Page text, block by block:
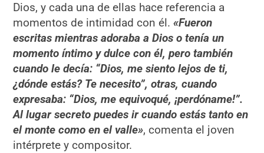
Dios, y cada una de ellas hace referencia a
momentos de intimidad con él.«Fueron
escritas mientras adoraba a Dios o tenía un
momento íntimo y dulce con él, pero también
cuando le decía: “Dios, me siento lejos de ti,
¿dónde estás? Te necesito”, otras, cuando
expresaba: “Dios, me equivoqué, ¡perdóname!”.
Al lugar secreto puedes ir cuando estás tanto en
el monte como en el valle», comenta el joven
intérprete y compositor.